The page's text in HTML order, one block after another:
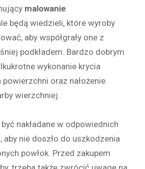
malowanie
będą wiedzieli, które wyroby
aby współgrały one z
podkładem. Bardzo dobrym
wykonanie krycia
oraz nałożenie
wierzchniej.
nakładane w odpowiednich
aby nie doszło do uszkodzenia
powłok. Przed zakupem